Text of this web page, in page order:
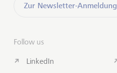
Zur Newsletter-Anmeldung
Follow us
LinkedIn